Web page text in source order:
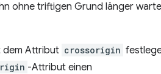
ohne triftigen Grund länger
dem Attribut crossorigin
-Attribut einen